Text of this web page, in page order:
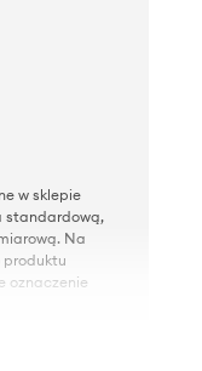
w sklepie
standardową,
Na
oznaczenie